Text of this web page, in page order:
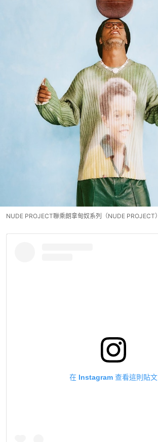
NUDE PROJECT聯乘朗拿甸奴系列（NUDE PROJECT）
在 Instagram 查看這則貼文